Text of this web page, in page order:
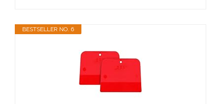
BESTSELLER NO. 6